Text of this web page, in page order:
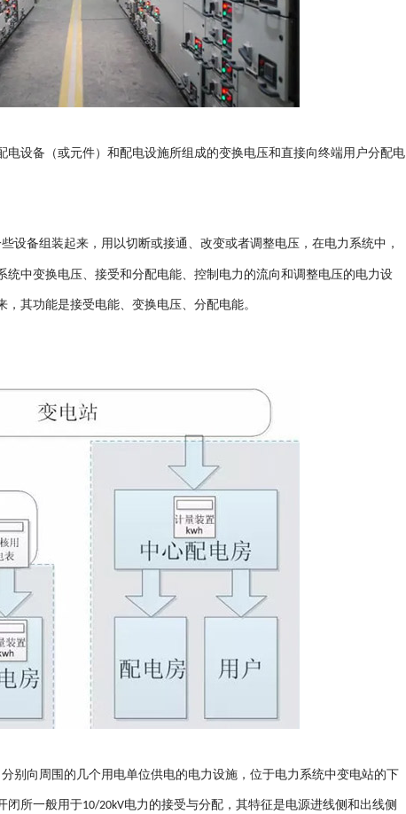
电设备（或元件）和配电设施所组成的变换电压和直接向终端用户分配电
设备组装起来，用以切断或接通、改变或者调整电压，在电力系统中，
中变换电压、接受和分配电能、控制电力的流向和调整电压的电力设
其功能是接受电能、变换电压、分配电能。
别向周围的几个用电单位供电的电力设施，位于电力系统中变电站的下
闭所一般用于10/20kV电力的接受与分配，其特征是电源进线侧和出线侧